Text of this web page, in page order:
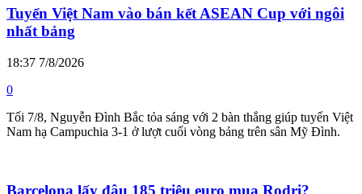
Tuyển Việt Nam vào bán kết ASEAN Cup với ngôi
nhất bảng
18:37 7/8/2026
0
Tối 7/8, Nguyễn Đình Bắc tỏa sáng với 2 bàn thắng giúp tuyển Việt
Nam hạ Campuchia 3-1 ở lượt cuối vòng bảng trên sân Mỹ Đình.
Barcelona lấy đâu 185 triệu euro mua Rodri?